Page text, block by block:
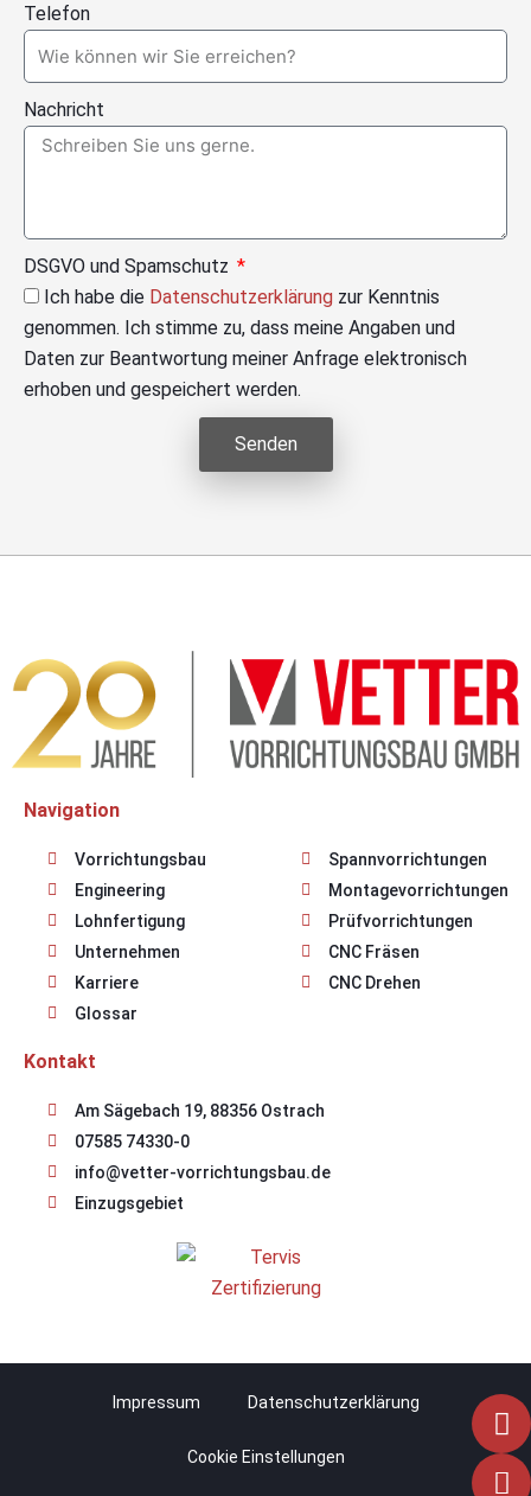
Telefon
Nachricht
DSGVO und Spamschutz
Ich habe die Datenschutzerklärung zur Kenntnis
genommen. Ich stimme zu, dass meine Angaben und
Daten zur Beantwortung meiner Anfrage elektronisch
erhoben und gespeichert werden.
Senden
Navigation
Vorrichtungsbau
Engineering
Lohnfertigung
Unternehmen
Karriere
Glossar
Spannvorrichtungen
Montagevorrichtungen
Prüfvorrichtungen
CNC Fräsen
CNC Drehen
Kontakt
Am Sägebach 19, 88356 Ostrach
07585 74330-0
info@vetter-vorrichtungsbau.de
Einzugsgebiet
Impressum Datenschutzerklärung
Cookie Einstellungen